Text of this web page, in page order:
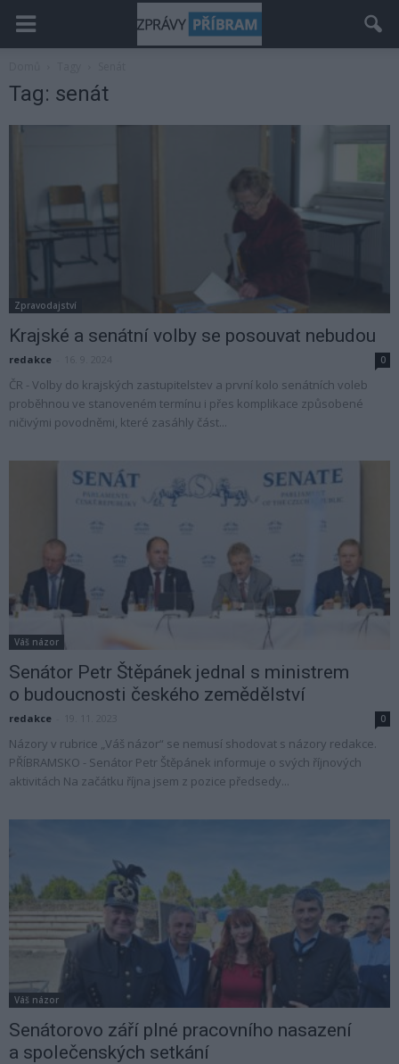
Tag: senát
Zpravodajství
Krajské a senátní volby se posouvat nebudou
redakce 0
ČR - Volby do krajských zastupitelstev a první kolo senátních voleb
proběhnou ve stanoveném termínu i přes komplikace způsobené
ničivými povodněmi, které zasáhly část...
Váš názor
Senátor Petr Štěpánek jednal s ministrem
o budoucnosti českého zemědělství
redakce 0
Názory v rubrice „Váš názor“ se nemusí shodovat s názory redakce.
PŘÍBRAMSKO - Senátor Petr Štěpánek informuje o svých říjnových
aktivitách Na začátku října jsem z pozice předsedy...
Váš názor
Senátorovo září plné pracovního nasazení
a společenských setkání